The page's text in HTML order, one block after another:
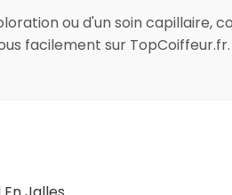
ou d'un soin
facilement sur TopCoiffeur.fr.